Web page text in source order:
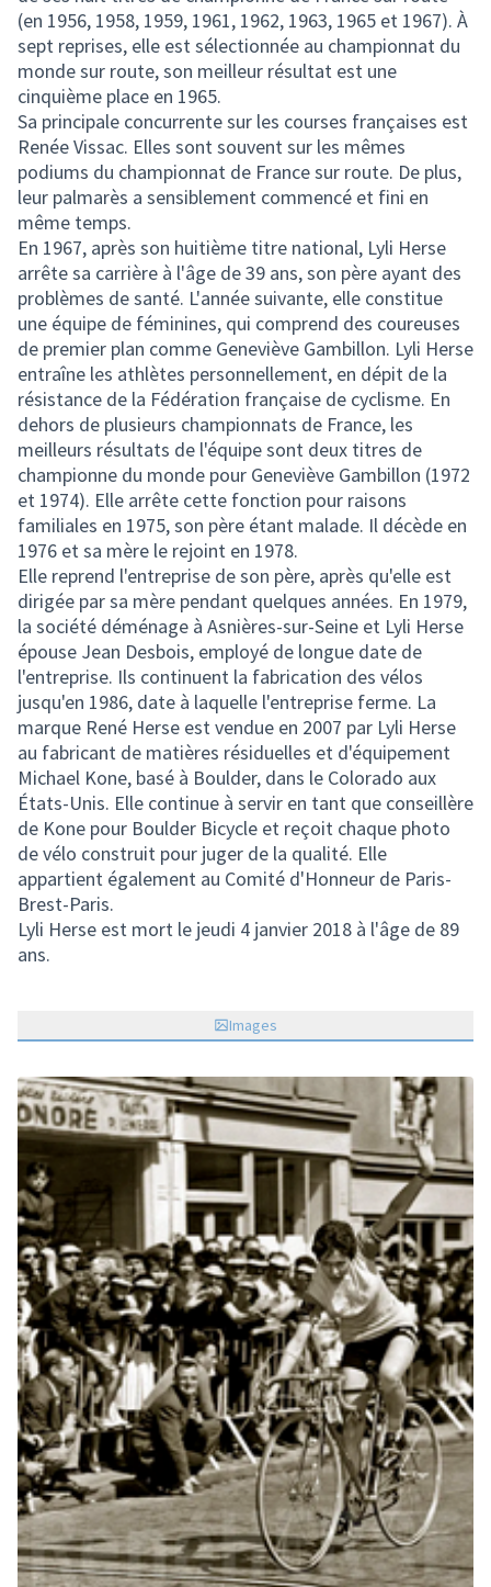
(en 1956, 1958, 1959, 1961, 1962, 1963, 1965 et 1967). À
sept reprises, elle est sélectionnée au championnat du
monde sur route, son meilleur résultat est une
cinquième place en 1965.
Sa principale concurrente sur les courses françaises est
Renée Vissac. Elles sont souvent sur les mêmes
podiums du championnat de France sur route. De plus,
leur palmarès a sensiblement commencé et fini en
même temps.
En 1967, après son huitième titre national, Lyli Herse
arrête sa carrière à l'âge de 39 ans, son père ayant des
problèmes de santé. L'année suivante, elle constitue
une équipe de féminines, qui comprend des coureuses
de premier plan comme Geneviève Gambillon. Lyli Herse
entraîne les athlètes personnellement, en dépit de la
résistance de la Fédération française de cyclisme. En
dehors de plusieurs championnats de France, les
meilleurs résultats de l'équipe sont deux titres de
championne du monde pour Geneviève Gambillon (1972
et 1974). Elle arrête cette fonction pour raisons
familiales en 1975, son père étant malade. Il décède en
1976 et sa mère le rejoint en 1978.
Elle reprend l'entreprise de son père, après qu'elle est
dirigée par sa mère pendant quelques années. En 1979,
la société déménage à Asnières-sur-Seine et Lyli Herse
épouse Jean Desbois, employé de longue date de
l'entreprise. Ils continuent la fabrication des vélos
jusqu'en 1986, date à laquelle l'entreprise ferme. La
marque René Herse est vendue en 2007 par Lyli Herse
au fabricant de matières résiduelles et d'équipement
Michael Kone, basé à Boulder, dans le Colorado aux
États-Unis. Elle continue à servir en tant que conseillère
de Kone pour Boulder Bicycle et reçoit chaque photo
de vélo construit pour juger de la qualité. Elle
appartient également au Comité d'Honneur de Paris-
Brest-Paris.
Lyli Herse est mort le jeudi 4 janvier 2018 à l'âge de 89
ans.
Images